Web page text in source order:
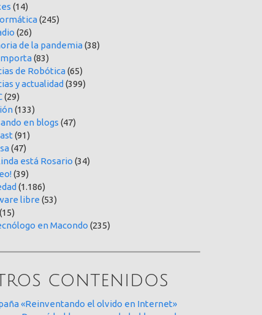
(14)
(245)
(26)
de la pandemia(38)
(83)
de Robótica(65)
y actualidad (399)
(29)
(133)
en blogs (47)
(91)
(47)
está Rosario (34)
(39)
(1.186)
libre (53)
(15)
en Macondo (235)
contenidos
«Reinventando el olvido en Internet»